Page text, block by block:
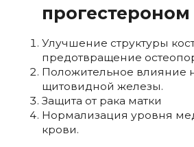
прогестероном
Улучшение структуры
предотвращение
Положительное влияние
щитовидной железы.
Защита от рака матки
Нормализация уровня
крови.